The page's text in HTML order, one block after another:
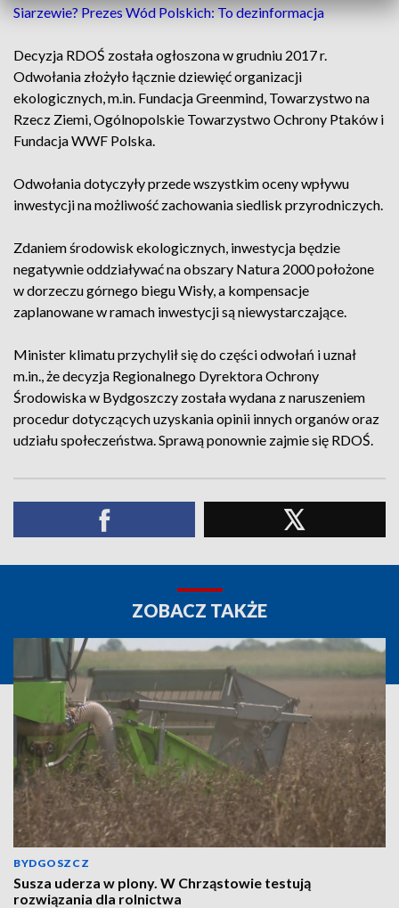
Siarzewie? Prezes Wód Polskich: To dezinformacja
Decyzja RDOŚ została ogłoszona w grudniu 2017 r.
Odwołania złożyło łącznie dziewięć organizacji
ekologicznych, m.in. Fundacja Greenmind, Towarzystwo na
Rzecz Ziemi, Ogólnopolskie Towarzystwo Ochrony Ptaków i
Fundacja WWF Polska.
Odwołania dotyczyły przede wszystkim oceny wpływu
inwestycji na możliwość zachowania siedlisk przyrodniczych.
Zdaniem środowisk ekologicznych, inwestycja będzie
negatywnie oddziaływać na obszary Natura 2000 położone
w dorzeczu górnego biegu Wisły, a kompensacje
zaplanowane w ramach inwestycji są niewystarczające.
Minister klimatu przychylił się do części odwołań i uznał
m.in., że decyzja Regionalnego Dyrektora Ochrony
Środowiska w Bydgoszczy została wydana z naruszeniem
procedur dotyczących uzyskania opinii innych organów oraz
udziału społeczeństwa. Sprawą ponownie zajmie się RDOŚ.
ZOBACZ TAKŻE
BYDGOSZCZ
Susza uderza w plony. W Chrząstowie testują
rozwiązania dla rolnictwa